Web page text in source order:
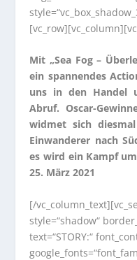
Mit „Sea Fog –
ein spannendes
uns in den Handel
Abruf. Oscar-
widmet sich
Einwanderer nach
es wird ein Kampf
25. März 2021
[/
style=“shadow“
text=“STORY:“